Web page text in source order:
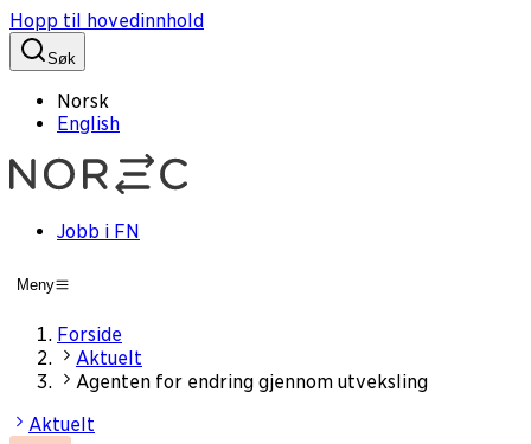
Hopp til hovedinnhold
Søk
Norsk
English
Jobb i FN
Meny
Forside
Aktuelt
Agenten for endring gjennom utveksling
Aktuelt